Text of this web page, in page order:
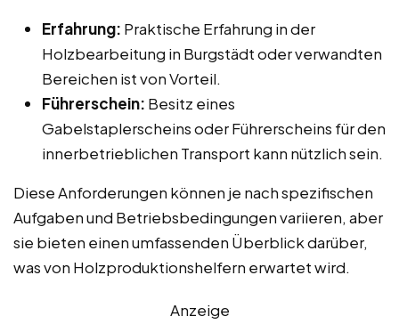
Erfahrung: Praktische Erfahrung in der
Holzbearbeitung in Burgstädt oder verwandten
Bereichen ist von Vorteil.
Führerschein: Besitz eines
Gabelstaplerscheins oder Führerscheins für den
innerbetrieblichen Transport kann nützlich sein.
Diese Anforderungen können je nach spezifischen
Aufgaben und Betriebsbedingungen variieren, aber
sie bieten einen umfassenden Überblick darüber,
was von Holzproduktionshelfern erwartet wird.
Anzeige